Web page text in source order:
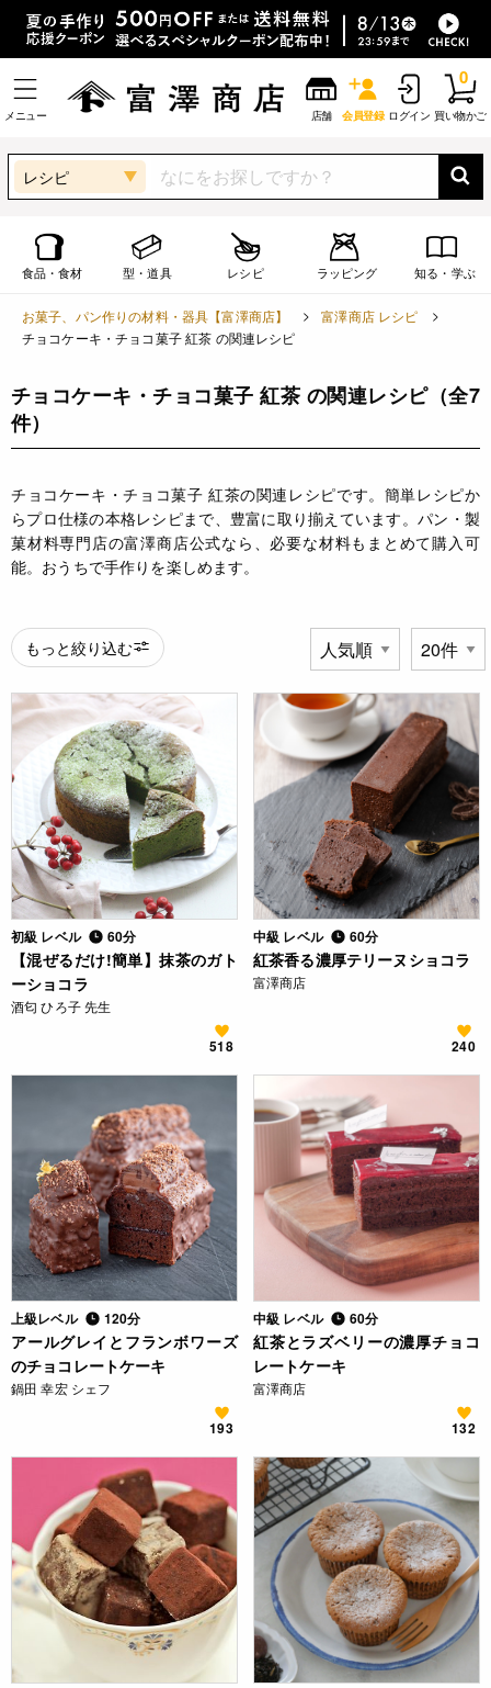
メニュー 店舗 会員登録 ログイン 買い物かご
0
レシピ
食品・食材 型・道具 レシピ ラッピング 知る・学ぶ
お菓子、パン作りの材料・器具【富澤商店】
富澤商店 レシピ
チョコケーキ・チョコ菓子 紅茶 の関連レシピ
チョコケーキ・チョコ菓子 紅茶 の関連レシピ（全7
件）
チョコケーキ・チョコ菓子 紅茶の関連レシピです。簡単レシピか
らプロ仕様の本格レシピまで、豊富に取り揃えています。パン・製
菓材料専門店の富澤商店公式なら、必要な材料もまとめて購入可
能。おうちで手作りを楽しめます。
もっと絞り込む
初級 レベル 60分
【混ぜるだけ!簡単】抹茶のガト
ーショコラ
酒匂 ひろ子 先生
518
中級 レベル 60分
紅茶香る濃厚テリーヌショコラ
富澤商店
240
上級レベル 120分
アールグレイとフランボワーズ
のチョコレートケーキ
鍋田 幸宏 シェフ
193
中級 レベル 60分
紅茶とラズベリーの濃厚チョコ
レートケーキ
富澤商店
132